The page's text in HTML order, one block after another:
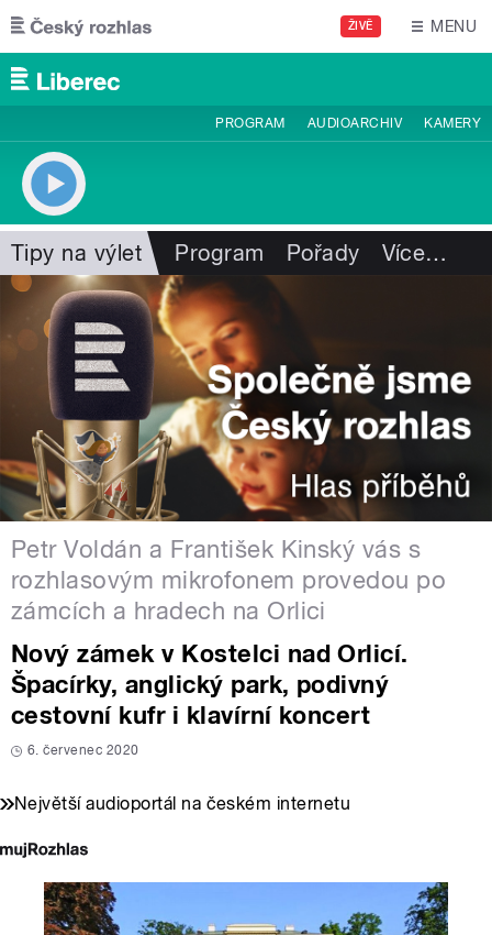
Přejít k hlavnímu obsahu
ŽIVĚ MENU
PROGRAM AUDIOARCHIV KAMERY
Tipy na výlet Program Pořady Více…
Petr Voldán a František Kinský vás s
rozhlasovým mikrofonem provedou po
zámcích a hradech na Orlici
Nový zámek v Kostelci nad Orlicí.
Špacírky, anglický park, podivný
cestovní kufr i klavírní koncert
6. červenec 2020
Největší audioportál na českém internetu